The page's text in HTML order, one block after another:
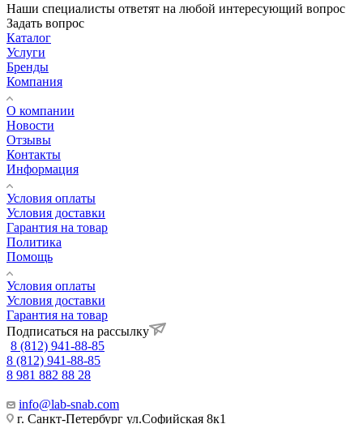
Наши специалисты ответят на любой интересующий вопрос
Задать вопрос
Каталог
Услуги
Бренды
Компания
О компании
Новости
Отзывы
Контакты
Информация
Условия оплаты
Условия доставки
Гарантия на товар
Политика
Помощь
Условия оплаты
Условия доставки
Гарантия на товар
Подписаться на рассылку
8 (812) 941-88-85
8 (812) 941-88-85
8 981 882 88 28
info@lab-snab.com
г. Санкт-Петербург ул.Софийская 8к1